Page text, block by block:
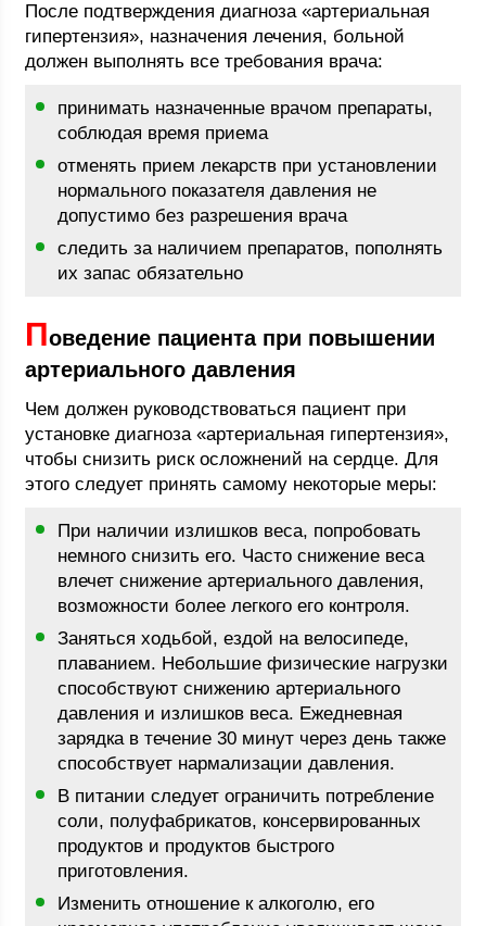
После подтверждения диагноза «артериальная
гипертензия», назначения лечения, больной
должен выполнять все требования врача:
принимать назначенные врачом препараты,
соблюдая время приема
отменять прием лекарств при установлении
нормального показателя давления не
допустимо без разрешения врача
следить за наличием препаратов, пополнять
их запас обязательно
Поведение пациента при повышении
артериального давления
Чем должен руководствоваться пациент при
установке диагноза «артериальная гипертензия»,
чтобы снизить риск осложнений на сердце. Для
этого следует принять самому некоторые меры:
При наличии излишков веса, попробовать
немного снизить его. Часто снижение веса
влечет снижение артериального давления,
возможности более легкого его контроля.
Заняться ходьбой, ездой на велосипеде,
плаванием. Небольшие физические нагрузки
способствуют снижению артериального
давления и излишков веса. Ежедневная
зарядка в течение 30 минут через день также
способствует нармализации давления.
В питании следует ограничить потребление
соли, полуфабрикатов, консервированных
продуктов и продуктов быстрого
приготовления.
Изменить отношение к алкоголю, его